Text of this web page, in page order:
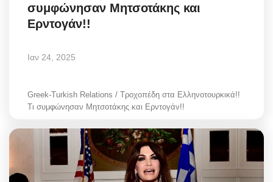
συμφώνησαν Μητσοτάκης και
Ερντογάν!!
Ιαν 24, 2025
Greek-Turkish Relations / Τροχοπέδη στα Ελληνοτουρκικά!!
Τι συμφώνησαν Μητσοτάκης και Ερντογάν!!